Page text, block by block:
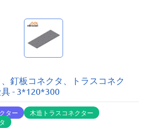
釘板コネクタ、トラスコネク
- 3*120*300
ター
木造トラスコネクター